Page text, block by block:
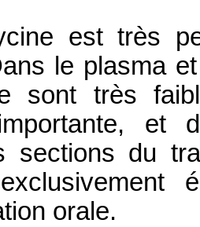
est très
le plasma
sont très
et
sections du
orale.